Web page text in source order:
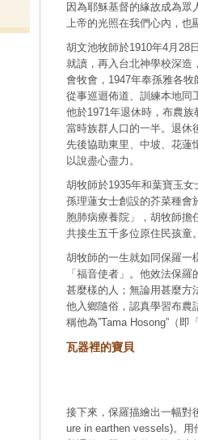
因為耶穌基督的緣故成為
上帝的光照在我們心內，也
胡文池牧師於1910年4月28
就讀，再入台北神學校深造
會牧會，1947年奉孫雅各
從事巡迴佈道、訓練本地同
他於1971年退休時，布農
當時族群人口的一半。退休
先後協助東里、中坡、花蓮
以說盡心盡力。
胡牧師於1935年和葉寶玉
孫理蓮女士創設的芥菜種會
胞肺病療養院」，胡牧師擔
共接生五千多位原住民孩童
胡牧師的一生就如同保羅一
「福音使者」。他效法保
甚麼樣的人；無論用甚麼方
他入鄉隨俗，認真學習布農
稱他為”Tama Hosong”（即
瓦器裡的寶貝
接下來，保羅描繪出一幅對
ure in earthen vessels)。